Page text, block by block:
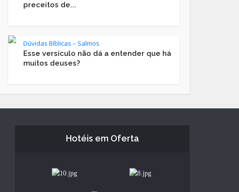
preceitos de...
Dúvidas Bíblicas – Salmos
Esse versículo não dá a entender que há
muitos deuses?
Hotéis em Oferta